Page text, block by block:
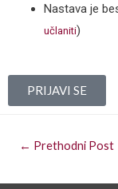
Nastava je
učlaniti)
PRIJAVI SE
← Prethodni Post